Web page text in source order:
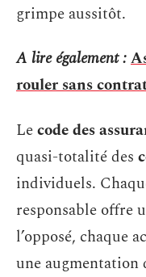
grimpe aussitôt.
A lire également :
rouler sans
Lecode des
quasi-totalité des
individuels.
responsable offre
l’opposé, chaque
une augmentation